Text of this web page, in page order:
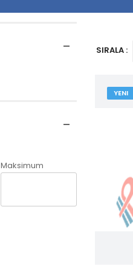
Maksimum
SIRALA :
YENI